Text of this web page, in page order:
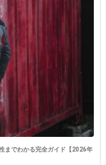
までわかる完全ガイド【2026年